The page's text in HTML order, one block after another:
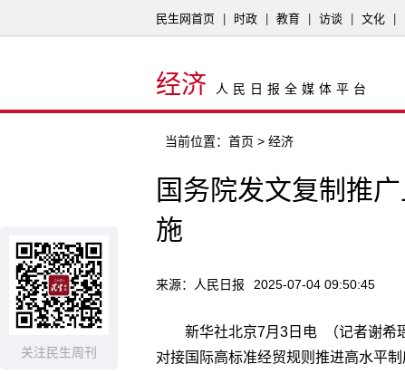
关注民生周刊
民生网首页 时政 教育 访谈 文化
经济 人民日报全媒体平台
当前位置： 首页 > 经济
国务院发文复制推
施
来源：人民日报 2025-07-04 09:50:45
新华社北京7月3日电 （记者谢希
对接国际高标准经贸规则推进高水平